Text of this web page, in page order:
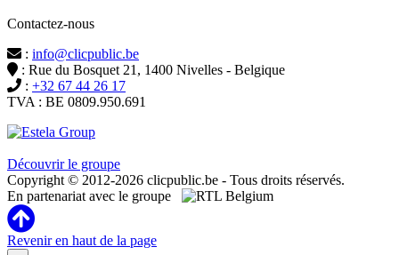
Contactez-nous
: info@clicpublic.be
: Rue du Bosquet 21, 1400 Nivelles - Belgique
: +32 67 44 26 17
TVA : BE 0809.950.691
Découvrir le groupe
Copyright © 2012-2026 clicpublic.be - Tous droits réservés.
En partenariat avec le groupe
Revenir en haut de la page